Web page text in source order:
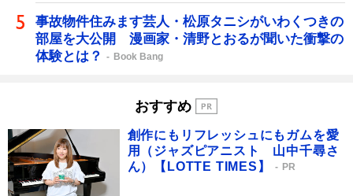
事故物件住みます芸人・松原タニシがいわくつきの
部屋を大公開 漫画家・清野とおるが聞いた衝撃の
体験とは？
Book Bang
おすすめ
創作にもリフレッシュにもガムを愛
用（ジャズピアニスト 山中千尋さ
ん）【LOTTE TIMES】
PR